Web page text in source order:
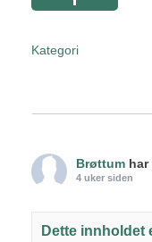
Kategori
Brøttum
4 uker siden
Dette innholdet